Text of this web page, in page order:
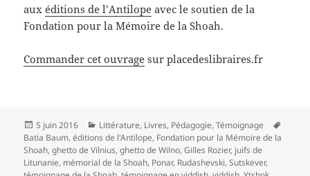
auxéditions de l’Antilope avec le soutien de la
Fondation pour la Mémoire de la Shoah.
Commander cet ouvrage sur placedeslibraires.fr
Publié
le
5 juin 2016 Catégories
Littérature, Livres, Pédagogie,Témoignage
Batia Baum,éditions de l'Antilope, Fondation pour la Mémoire de la
Shoah,ghetto de Vilnius,ghetto de Wilno,Gilles Rozier, juifs de
Litunanie, mémorial de la Shoah, Ponar, Rudashevski,Sutskever,